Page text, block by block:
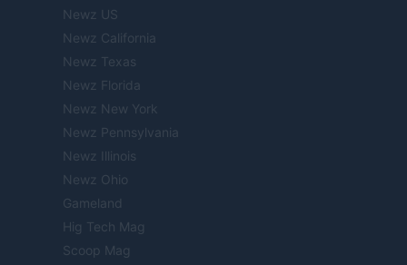
Newz US
Newz California
Newz Texas
Newz Florida
Newz New York
Newz Pennsylvania
Newz Illinois
Newz Ohio
Gameland
Hig Tech Mag
Scoop Mag